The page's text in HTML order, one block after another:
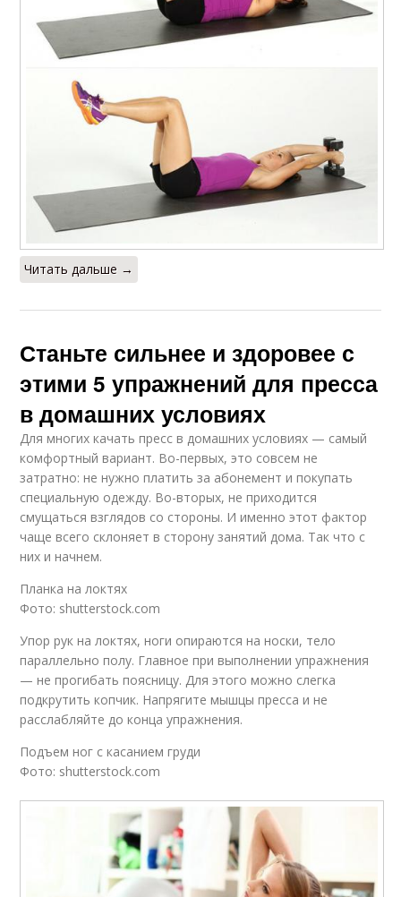
Читать дальше →
Станьте сильнее и здоровее с
этими 5 упражнений для пресса
в домашних условиях
Для многих качать пресс в домашних условиях — самый
комфортный вариант. Во-первых, это совсем не
затратно: не нужно платить за абонемент и покупать
специальную одежду. Во-вторых, не приходится
смущаться взглядов со стороны. И именно этот фактор
чаще всего склоняет в сторону занятий дома. Так что с
них и начнем.
Планка на локтях
Фото: shutterstock.com
Упор рук на локтях, ноги опираются на носки, тело
параллельно полу. Главное при выполнении упражнения
— не прогибать поясницу. Для этого можно слегка
подкрутить копчик. Напрягите мышцы пресса и не
расслабляйте до конца упражнения.
Подъем ног с касанием груди
Фото: shutterstock.com